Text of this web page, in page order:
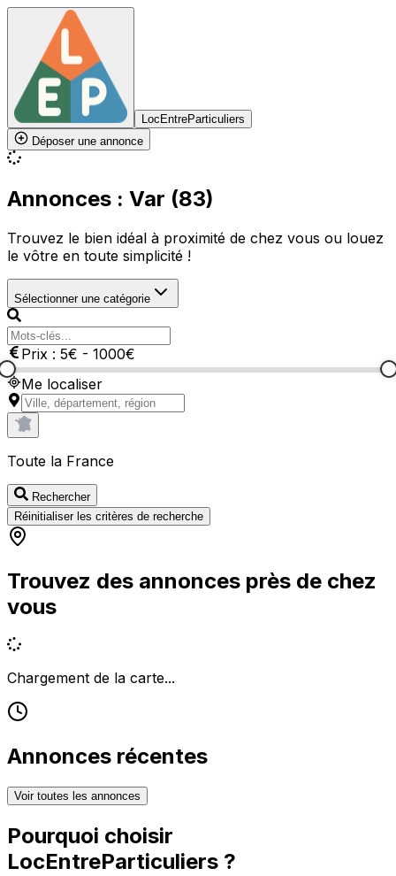
LocEntreParticuliers
Déposer une annonce
Annonces : Var (83)
Trouvez le bien idéal à proximité de chez vous ou louez
le vôtre en toute simplicité !
Sélectionner une catégorie
Prix : 5€ - 1000€
Me localiser
Toute la France
Rechercher
Réinitialiser les critères de recherche
Trouvez des annonces près de chez
vous
Chargement de la carte...
Annonces récentes
Voir toutes les annonces
Pourquoi choisir
LocEntreParticuliers ?